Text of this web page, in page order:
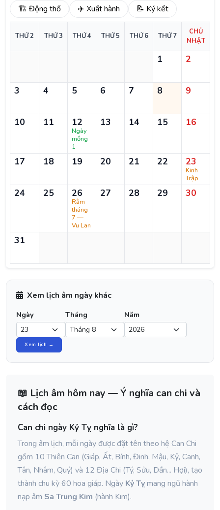
🏗️ Động thổ ✈️ Xuất hành 📝 Ký kết
THỨ 2 THỨ 3 THỨ 4 THỨ 5 THỨ 6 THỨ 7
CHỦ
NHẬT
1 2
3 4 5 6 7 8 9
10 11 12
Ngày
mồng
1
13 14 15 16
17 18 19 20 21 22 23
Kinh
Trập
24 25 26
Rằm
tháng
7 —
Vu Lan
27 28 29 30
31
Xem lịch âm ngày khác
Ngày Tháng Năm
Xem lịch →
📖 Lịch âm hôm nay — Ý nghĩa can chi và
cách đọc
Can chi ngày Kỷ Tỵ nghĩa là gì?
Trong âm lịch, mỗi ngày được đặt tên theo hệ Can Chi
gồm 10 Thiên Can (Giáp, Ất, Bính, Đinh, Mậu, Kỷ, Canh,
Tân, Nhâm, Quý) và 12 Địa Chi (Tý, Sửu, Dần... Hợi), tạo
thành chu kỳ 60 hoa giáp. Ngày Kỷ Tỵmang ngũ hành
nạp âm Sa Trung Kim (hành Kim).